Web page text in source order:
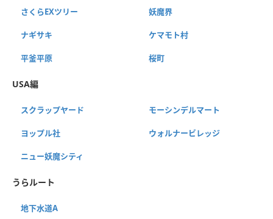
さくらEXツリー 妖魔界
ナギサキ ケマモト村
平釜平原 桜町
USA編
スクラップヤード モーシンデルマート
ヨップル社 ウォルナービレッジ
ニュー妖魔シティ
うらルート
地下水道A